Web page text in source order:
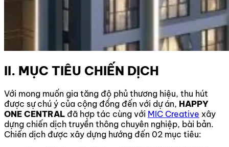
II. MỤC TIÊU CHIẾN DỊCH
Với mong muốn gia tăng độ phủ thương hiệu, thu hút
được sự chú ý của cộng đồng đến với dự án, HAPPY
ONE CENTRAL đã hợp tác cùng với MIC Creative xây
dựng chiến dịch truyền thông chuyên nghiệp, bài bản.
Chiến dịch được xây dựng hướng đến 02 mục tiêu: